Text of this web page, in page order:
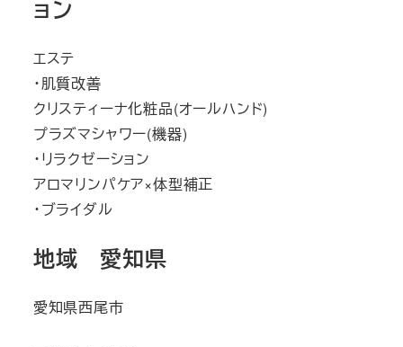
ョン
エステ
・肌質改善
クリスティーナ化粧品(オールハンド)
プラズマシャワー(機器)
・リラクゼーション
アロマリンパケア×体型補正
・ブライダル
地域 愛知県
愛知県西尾市